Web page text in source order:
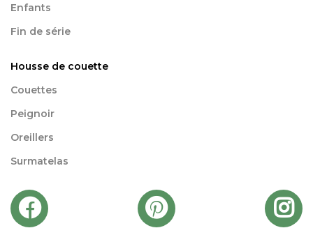
Enfants
Fin de série
Housse de couette
Couettes
Peignoir
Oreillers
Surmatelas